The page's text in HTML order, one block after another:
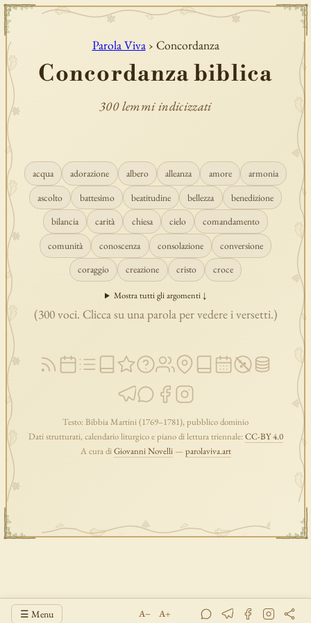
Parola Viva › Concordanza
Concordanza biblica
300 lemmi indicizzati
acqua adorazione albero alleanza amore
armonia
ascolto
battesimo beatitudine bellezza
benedizione
bilancia
carità chiesa cielo
comandamento
comunità
conoscenza consolazione
conversione
coraggio
creazione cristo croce
Mostra tutti gli argomenti ↓
(300 voci. Clicca su una parola per vedere i versetti.)
Testo: Bibbia Martini (1769–1781), pubblico dominio
Dati strutturati, calendario liturgico e piano di lettura triennale: CC-BY 4.0
A cura diGiovanni Novelli—parolaviva.art
☰ Menu A− A+